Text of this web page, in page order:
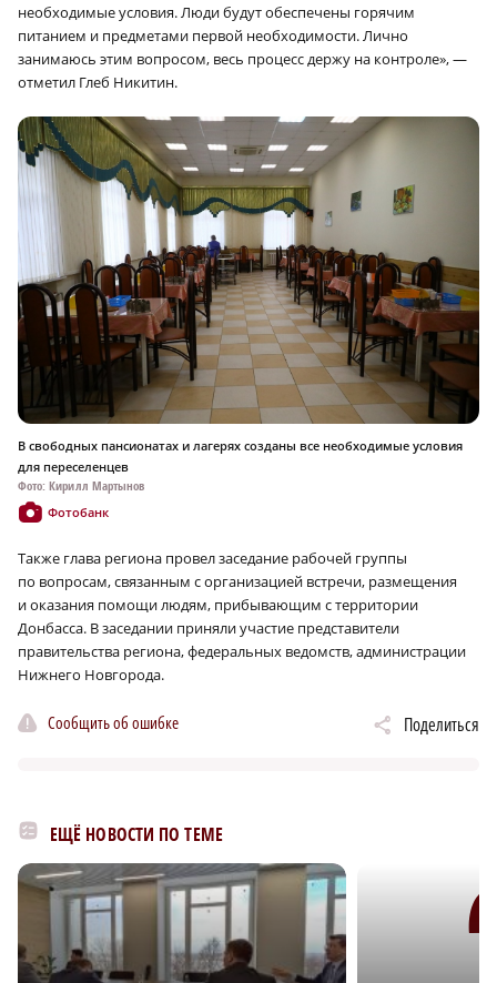
необходимые условия. Люди будут обеспечены горячим
питанием и предметами первой необходимости. Лично
занимаюсь этим вопросом, весь процесс держу на контроле», —
отметил Глеб Никитин.
В свободных пансионатах и лагерях созданы все необходимые условия
для переселенцев
Фото: Кирилл Мартынов
Фотобанк
Также глава региона провел заседание рабочей группы
по вопросам, связанным с организацией встречи, размещения
и оказания помощи людям, прибывающим с территории
Донбасса. В заседании приняли участие представители
правительства региона, федеральных ведомств, администрации
Нижнего Новгорода.
Сообщить об ошибке Поделиться
ЕЩЁ НОВОСТИ ПО ТЕМЕ